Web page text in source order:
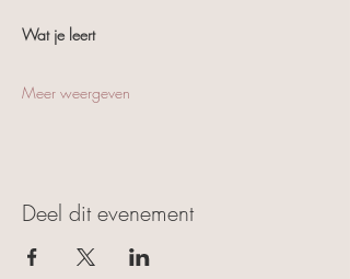
Wat je leert
Meer weergeven
Deel dit evenement